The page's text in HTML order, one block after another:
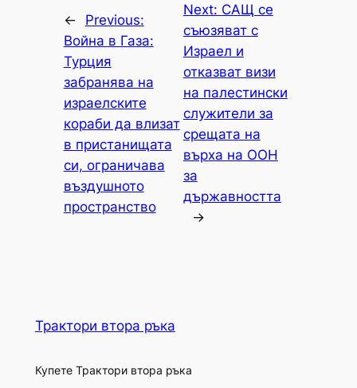
←
Previous:
Война в Газа:
Турция
забранява на
израелските
кораби да влизат
в пристанищата
си, ограничава
въздушното
пространство
Next: САЩ се
съюзяват с
Израел и
отказват визи
на палестински
служители за
срещата на
върха на ООН
за
държавността
→
Трактори втора ръка
Купете Трактори втора ръка